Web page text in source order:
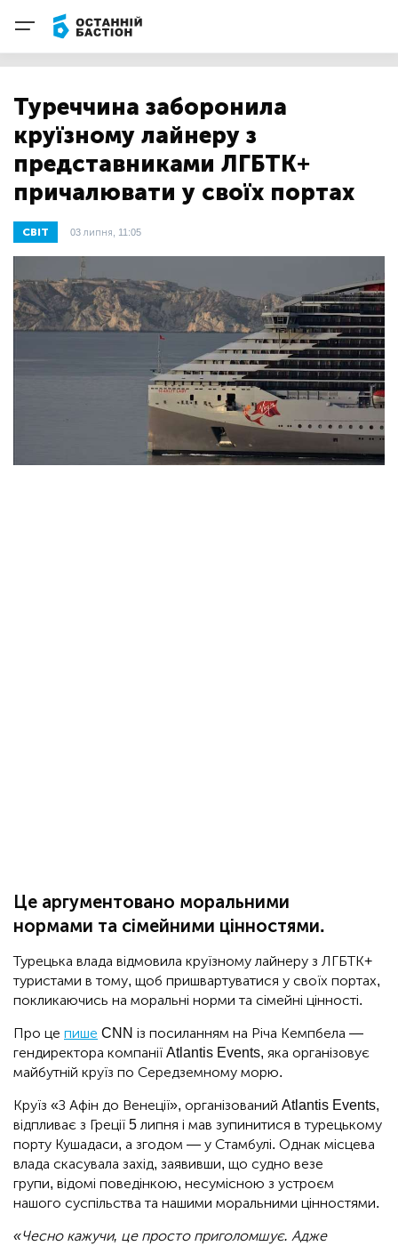
Туреччина заборонила
круїзному лайнеру з
представниками ЛГБТК+
причалювати у своїх портах
СВІТ 03 липня, 11:05
Це аргументовано моральними
нормами та сімейними цінностями.
Турецька влада відмовила круїзному лайнеру з ЛГБТК+
туристами в тому, щоб пришвартуватися у своїх портах,
покликаючись на моральні норми та сімейні цінності.
Про це пише CNN із посиланням на Річа Кемпбела —
гендиректора компанії Atlantis Events, яка організовує
майбутній круїз по Середземному морю.
Круїз «З Афін до Венеції», організований Atlantis Events,
відпливає з Греції 5 липня і мав зупинитися в турецькому
порту Кушадаси, а згодом — у Стамбулі. Однак місцева
влада скасувала захід, заявивши, що судно везе
групи, відомі поведінкою, несумісною з устроєм
нашого суспільства та нашими моральними цінностями.
«Чесно кажучи, це просто приголомшує. Адже